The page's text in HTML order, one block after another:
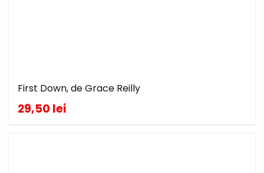
First Down, de Grace Reilly
29,50 lei